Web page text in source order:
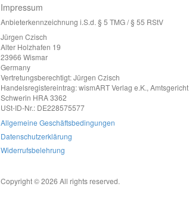
Impressum
Anbieterkennzeichnung i.S.d. § 5 TMG / § 55 RStV
Jürgen Czisch
Alter Holzhafen 19
23966 Wismar
Germany
Vertretungsberechtigt: Jürgen Czisch
Handelsregistereintrag: wismART Verlag e.K., Amtsgericht
Schwerin HRA 3362
USt-ID-Nr.: DE228575577
Allgemeine Geschäftsbedingungen
Datenschutzerklärung
Widerrufsbelehrung
Copyright © 2026 All rights reserved.